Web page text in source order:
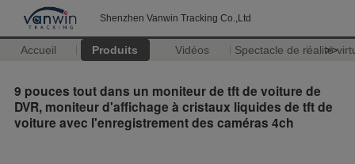
Shenzhen Vanwin Tracking Co.,Ltd
Accueil Produits Vidéos Spectacle de réalité
>>
9 pouces tout dans un moniteur de tft de voiture de
DVR, moniteur d'affichage à cristaux liquides de tft de
voiture avec l'enregistrement des caméras 4ch